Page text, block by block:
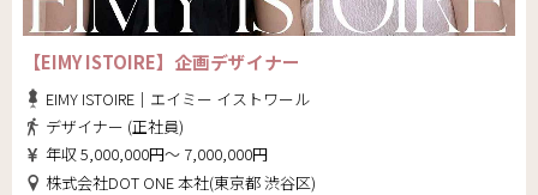
【EIMY ISTOIRE】企画デザイナー
EIMY ISTOIRE｜エイミー イストワール
デザイナー (正社員)
年収 5,000,000円～ 7,000,000円
株式会社DOT ONE 本社(東京都 渋谷区)